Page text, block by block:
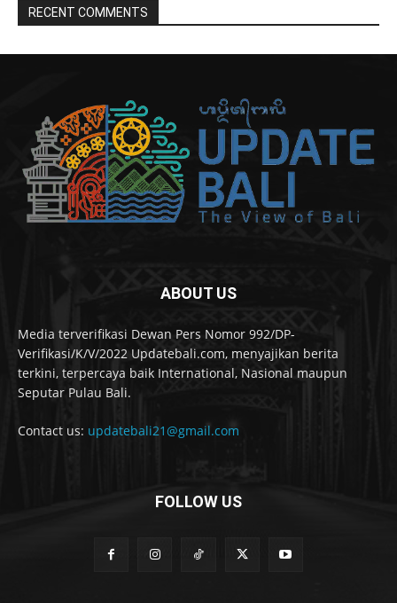
RECENT COMMENTS
ABOUT US
Media terverifikasi Dewan Pers Nomor 992/DP-
Verifikasi/K/V/2022 Updatebali.com, menyajikan berita
terkini, terpercaya baik International, Nasional maupun
Seputar Pulau Bali.
Contact us: updatebali21@gmail.com
FOLLOW US